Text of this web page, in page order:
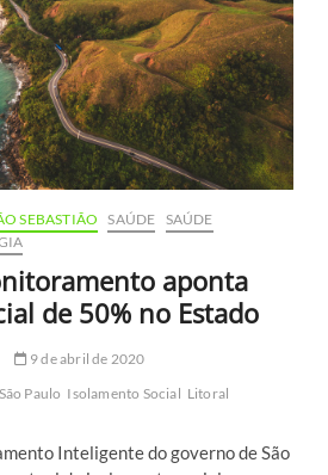
SEBASTIÃO SAÚDE SAÚDE
aponta
de 50% no Estado
9 de abril de 2020
Paulo Isolamento Social Litoral
Inteligente do governo de São